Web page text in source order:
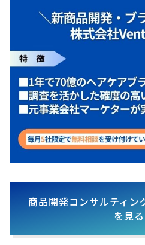
商品開発コンサルティン
を見る